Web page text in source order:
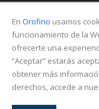
En Orofino usamos
funcionamiento de la
ofrecerte una
“Aceptar” estarás
obtener más
derechos, accede a